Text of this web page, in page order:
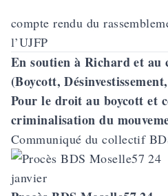
compte rendu du
l’UJFP
En soutien à Richard et au
(Boycott,
Pour le droit au boycott et
criminalisation du
Communiqué du collectif